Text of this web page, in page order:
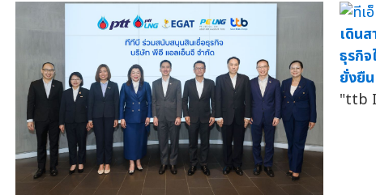
เดิน
ธุรกิ
ยั่งยืน
"ttb